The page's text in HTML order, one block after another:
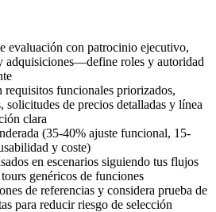
evaluación con patrocinio ejecutivo,
adquisiciones—define roles y autoridad
requisitos funcionales priorizados,
solicitudes de precios detalladas y línea
clara
(35-40% ajuste funcional, 15-
y coste)
en escenarios siguiendo tus flujos
genéricos de funciones
de referencias y considera prueba de
para reducir riesgo de selección